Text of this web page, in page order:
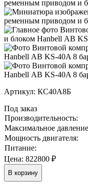
Артикул: КС40А8Б
Под заказ
Производительность:
Максимальное
Мощность двигателя:
Питание:
Цена: 822800 ₽
В корзину